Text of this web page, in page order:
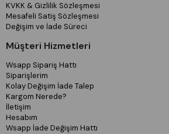
KVKK & Gizlilik Sözleşmesi
Mesafeli Satiş Sözleşmesi
Değişim ve İade Süreci
Müşteri Hizmetleri
Wsapp Sipariş Hattı
Siparişlerim
Kolay Değişim İade Talep
Kargom Nerede?
İletişim
Hesabım
Wsapp İade Değişim Hattı